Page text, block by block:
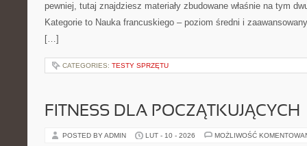
pewniej, tutaj znajdziesz materiały zbudowane właśnie na tym
Kategorie to Nauka francuskiego – poziom średni i
[…]
CATEGORIES: TESTY SPRZĘTU
FITNESS DLA POCZĄTKUJĄCYCH
POSTED BY ADMIN LUT - 10 - 2026 MOŻLIWOŚĆ